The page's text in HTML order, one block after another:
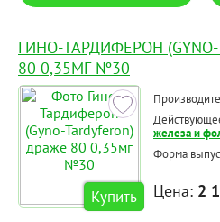
ГИНО-ТАРДИФЕРОН (GYNO-
80 0,35МГ №30
Купить
железа и
Форма
Цена: 2